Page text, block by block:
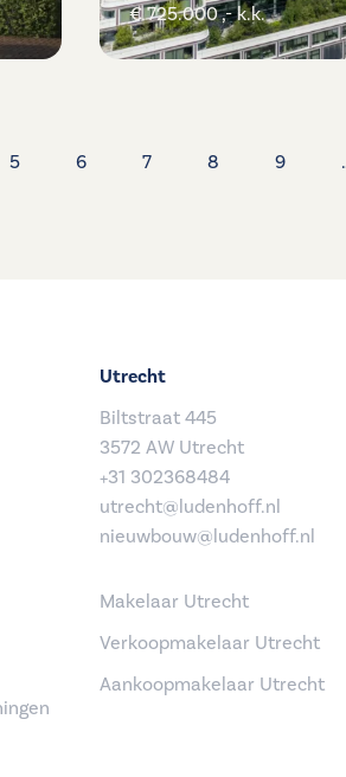
€ 725.000 ,- k.k.
5 6 7 8 9
Utrecht
Biltstraat 445
3572 AW Utrecht
+31 302368484
utrecht@ludenhoff.nl
nieuwbouw@ludenhoff.nl
Makelaar Utrecht
Verkoopmakelaar Utrecht
Aankoopmakelaar Utrecht